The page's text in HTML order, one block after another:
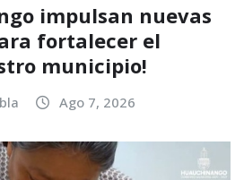
impulsan nuevas
fortalecer el
municipio!
Ago 7, 2026